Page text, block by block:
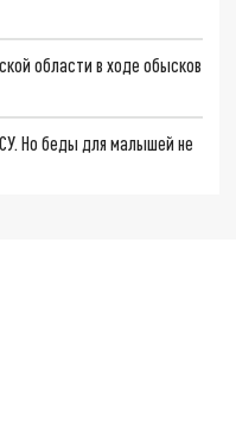
области в ходе обысков
Но беды для малышей не